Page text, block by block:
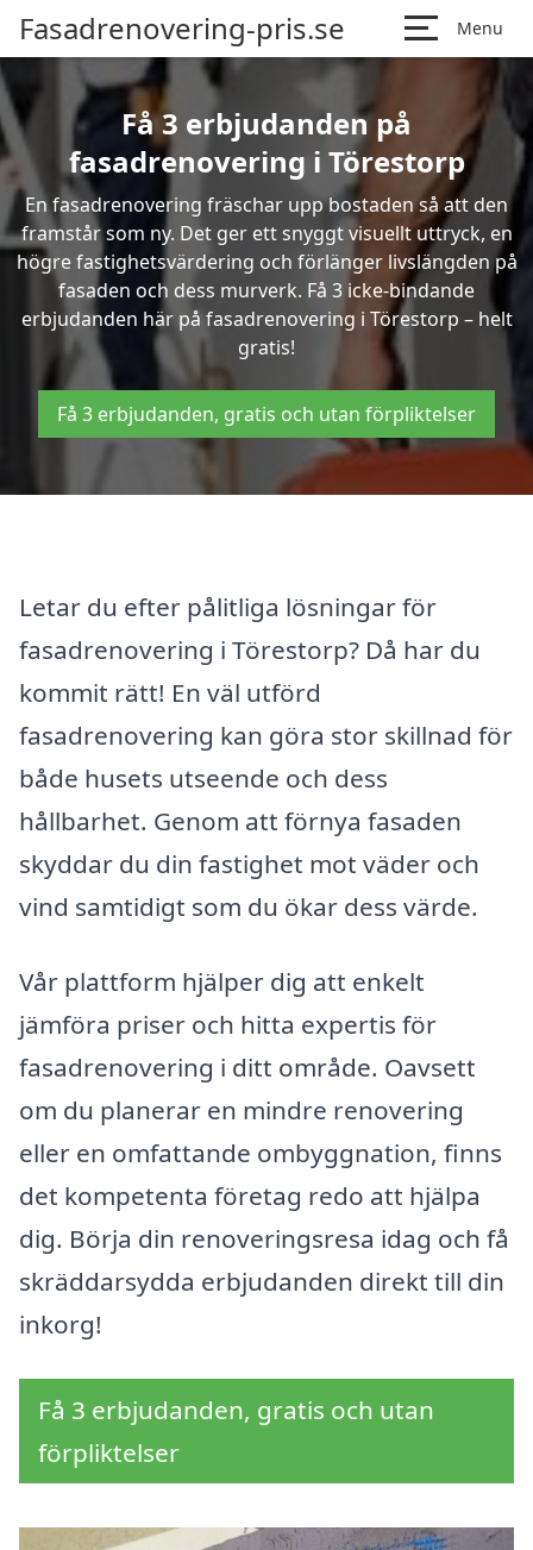
Fasadrenovering-pris.se Menu
Få 3 erbjudanden på
fasadrenovering i Törestorp
En fasadrenovering fräschar upp bostaden så att den
framstår som ny. Det ger ett snyggt visuellt uttryck, en
högre fastighetsvärdering och förlänger livslängden på
fasaden och dess murverk. Få 3 icke-bindande
erbjudanden här på fasadrenovering i Törestorp – helt
gratis!
Få 3 erbjudanden, gratis och utan förpliktelser
Letar du efter pålitliga lösningar för
fasadrenovering i Törestorp? Då har du
kommit rätt! En väl utförd
fasadrenovering kan göra stor skillnad för
både husets utseende och dess
hållbarhet. Genom att förnya fasaden
skyddar du din fastighet mot väder och
vind samtidigt som du ökar dess värde.
Vår plattform hjälper dig att enkelt
jämföra priser och hitta expertis för
fasadrenovering i ditt område. Oavsett
om du planerar en mindre renovering
eller en omfattande ombyggnation, finns
det kompetenta företag redo att hjälpa
dig. Börja din renoveringsresa idag och få
skräddarsydda erbjudanden direkt till din
inkorg!
Få 3 erbjudanden, gratis och utan
förpliktelser